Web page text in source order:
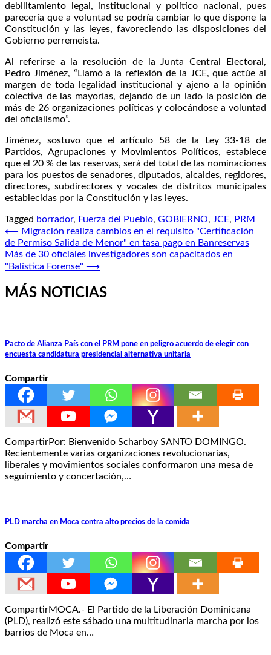
debilitamiento legal, institucional y político nacional, pues
parecería que a voluntad se podría cambiar lo que dispone la
Constitución y las leyes, favoreciendo las disposiciones del
Gobierno perremeista.
Al referirse a la resolución de la Junta Central Electoral,
Pedro Jiménez, “Llamó a la reflexión de la JCE, que actúe al
margen de toda legalidad institucional y ajeno a la opinión
colectiva de las mayorías, dejando de un lado la posición de
más de 26 organizaciones políticas y colocándose a voluntad
del oficialismo”.
Jiménez, sostuvo que el artículo 58 de la Ley 33-18 de
Partidos, Agrupaciones y Movimientos Políticos, establece
que el 20 % de las reservas, será del total de las nominaciones
para los puestos de senadores, diputados, alcaldes, regidores,
directores, subdirectores y vocales de distritos municipales
establecidas por la Constitución y las leyes.
Tagged borrador, Fuerza del Pueblo, GOBIERNO, JCE, PRM
Navegación
de
entradas
⟵ Migración realiza cambios en el requisito "Certificación
de Permiso Salida de Menor" en tasa pago en Banreservas
Más de 30 oficiales investigadores son capacitados en
"Balística Forense" ⟶
MÁS NOTICIAS
Pacto de Alianza País con el PRM pone en peligro acuerdo de elegir con
encuesta candidatura presidencial alternativa unitaria
Compartir
CompartirPor: Bienvenido Scharboy SANTO DOMINGO.
Recientemente varias organizaciones revolucionarias,
liberales y movimientos sociales conformaron una mesa de
seguimiento y concertación,…
PLD marcha en Moca contra alto precios de la comida
Compartir
CompartirMOCA.- El Partido de la Liberación Dominicana
(PLD), realizó este sábado una multitudinaria marcha por los
barrios de Moca en…